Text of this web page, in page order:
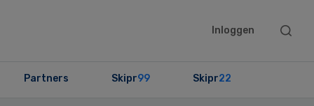
Inloggen
Search
Partners Skipr99 Skipr22